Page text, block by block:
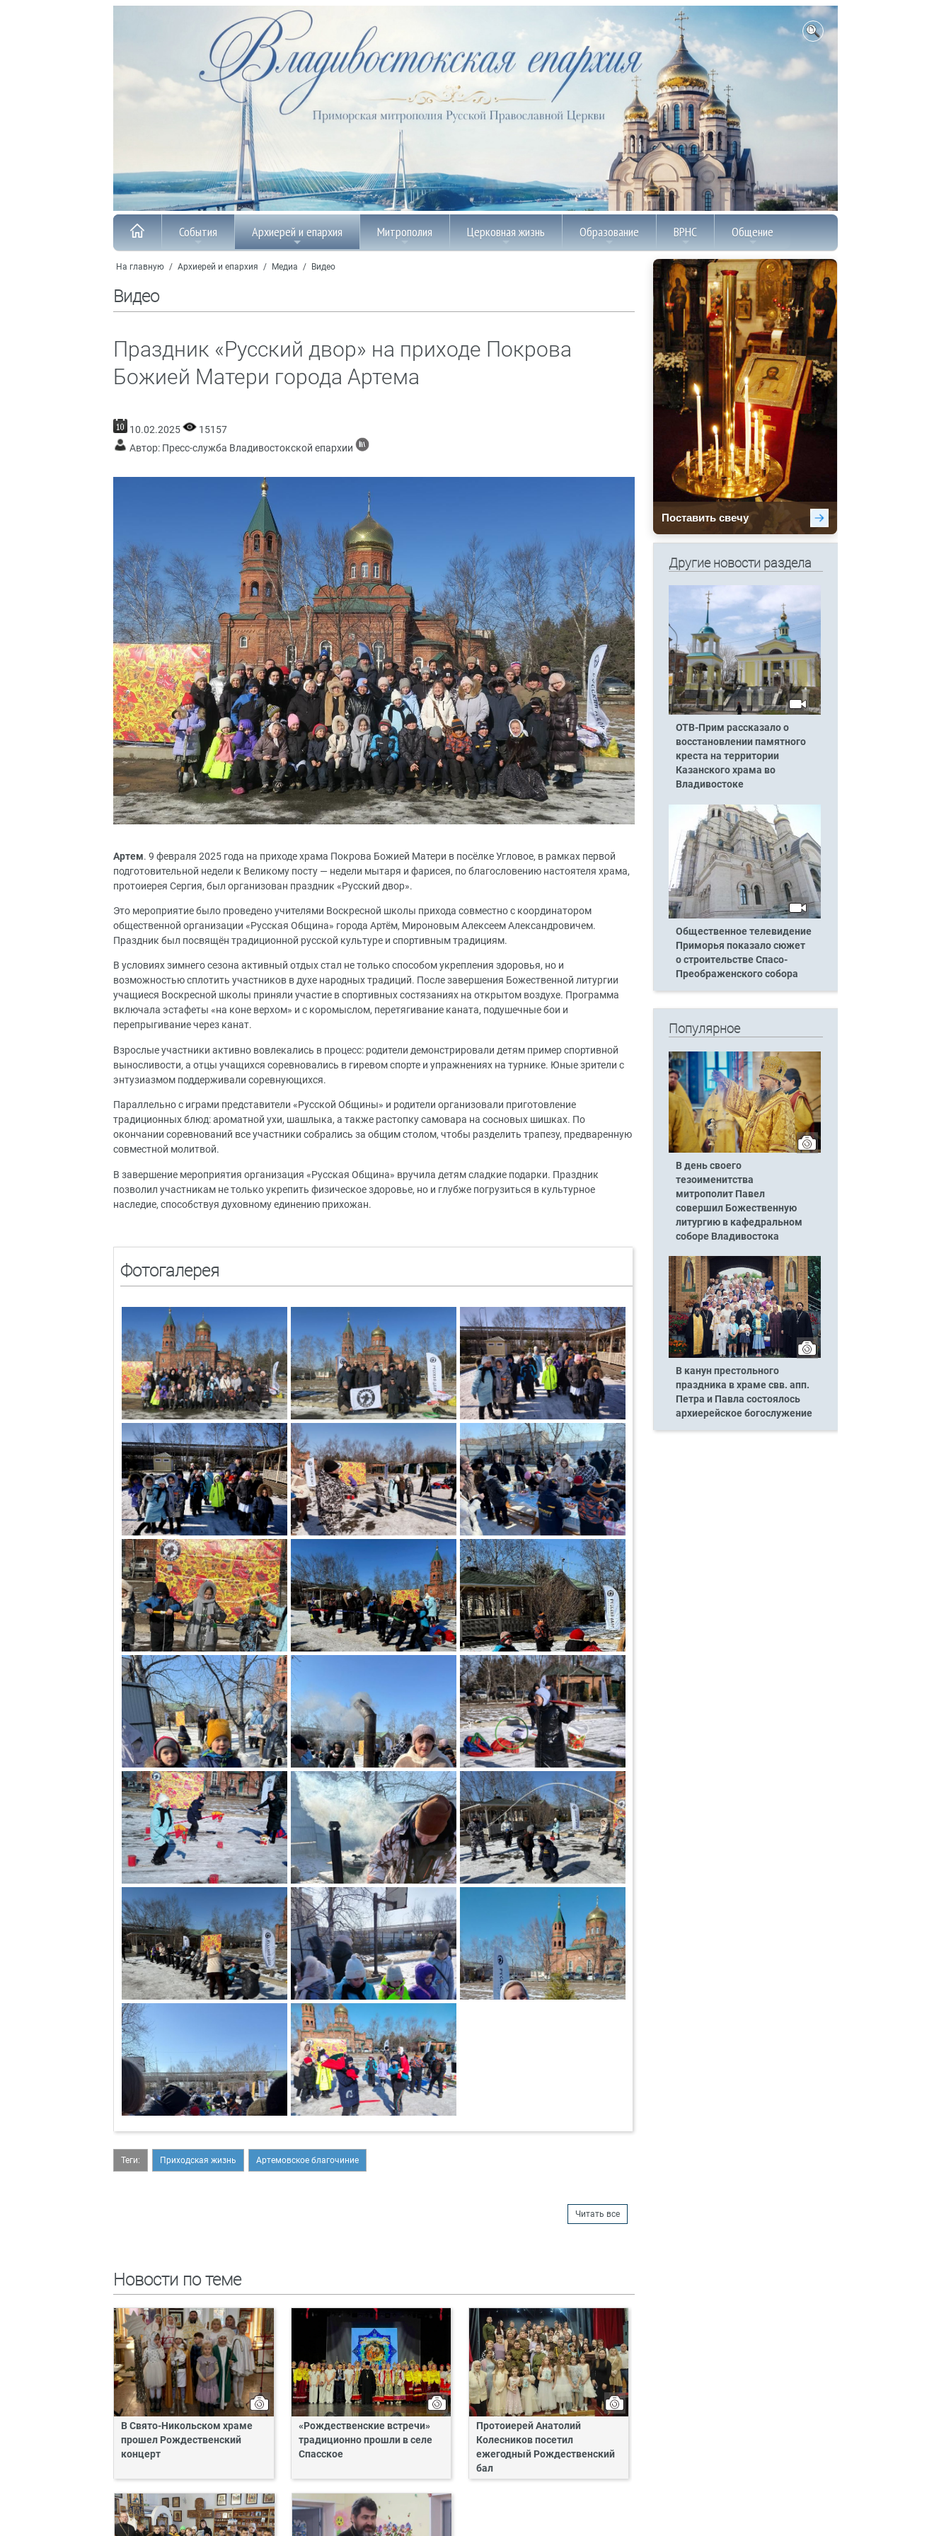
События Архиерей и епархия Митрополия Церковная жизнь Образование ВРНС Общение
На главную / Архиерей и епархия / Медиа / Видео
Видео
Праздник «Русский двор» на приходе Покрова
Божией Матери города Артема
10.02.2025
15157
Автор: Пресс-служба Владивостокской епархии
Артем. 9 февраля 2025 года на приходе храма Покрова Божией Матери в посёлке Угловое, в рамках первой
подготовительной недели к Великому посту — недели мытаря и фарисея, по благословению настоятеля храма,
протоиерея Сергия, был организован праздник «Русский двор».
Это мероприятие было проведено учителями Воскресной школы прихода совместно с координатором
общественной организации «Русская Община» города Артём, Мироновым Алексеем Александровичем.
Праздник был посвящён традиционной русской культуре и спортивным традициям.
В условиях зимнего сезона активный отдых стал не только способом укрепления здоровья, но и
возможностью сплотить участников в духе народных традиций. После завершения Божественной литургии
учащиеся Воскресной школы приняли участие в спортивных состязаниях на открытом воздухе. Программа
включала эстафеты «на коне верхом» и с коромыслом, перетягивание каната, подушечные бои и
перепрыгивание через канат.
Взрослые участники активно вовлекались в процесс: родители демонстрировали детям пример спортивной
выносливости, а отцы учащихся соревновались в гиревом спорте и упражнениях на турнике. Юные зрители с
энтузиазмом поддерживали соревнующихся.
Параллельно с играми представители «Русской Общины» и родители организовали приготовление
традиционных блюд: ароматной ухи, шашлыка, а также растопку самовара на сосновых шишках. По
окончании соревнований все участники собрались за общим столом, чтобы разделить трапезу, предваренную
совместной молитвой.
В завершение мероприятия организация «Русская Община» вручила детям сладкие подарки. Праздник
позволил участникам не только укрепить физическое здоровье, но и глубже погрузиться в культурное
наследие, способствуя духовному единению прихожан.
Фотогалерея
Теги: Приходская жизнь Артемовское благочиние
Читать все
Новости по теме
В Свято-Никольском храме
прошел Рождественский
концерт
«Рождественские встречи»
традиционно прошли в селе
Спасское
Протоиерей Анатолий
Колесников посетил
ежегодный Рождественский
бал
Другие новости раздела
ОТВ-Прим рассказало о
восстановлении памятного
креста на территории
Казанского храма во
Владивостоке
Общественное телевидение
Приморья показало сюжет
о строительстве Спасо-
Преображенского собора
Популярное
В день своего
тезоименитства
митрополит Павел
совершил Божественную
литургию в кафедральном
соборе Владивостока
В канун престольного
праздника в храме свв. апп.
Петра и Павла состоялось
архиерейское богослужение